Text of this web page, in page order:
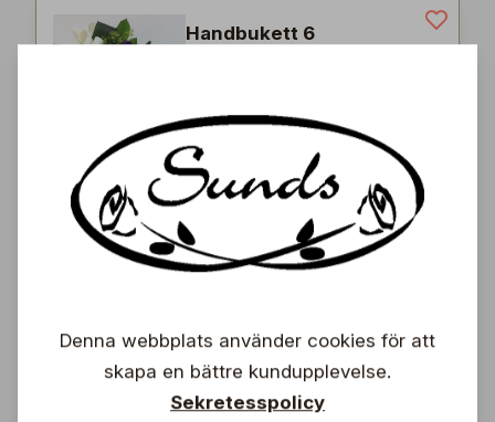
Handbukett 6
€
Handbukett 7
Handmade by Sunds
55,00
Handbukett 8
Handmade by Sunds
Denna webbplats använder cookies för att
skapa en bättre kundupplevelse.
Sekretesspolicy